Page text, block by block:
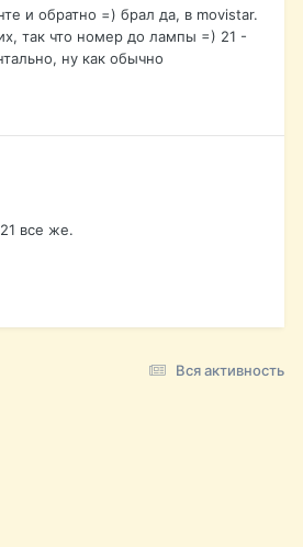
и обратно =) брал да, в movistar.
так что номер до лампы =) 21 -
ну как обычно
все же.
Вся активность